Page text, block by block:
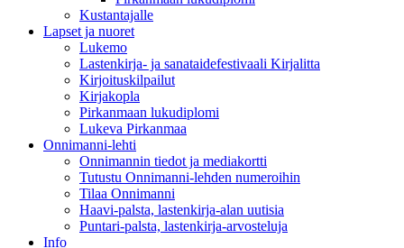
Kustantajalle
Lapset ja nuoret
Lukemo
Lastenkirja- ja sanataidefestivaali Kirjalitta
Kirjoituskilpailut
Kirjakopla
Pirkanmaan lukudiplomi
Lukeva Pirkanmaa
Onnimanni-lehti
Onnimannin tiedot ja mediakortti
Tutustu Onnimanni-lehden numeroihin
Tilaa Onnimanni
Haavi-palsta, lastenkirja-alan uutisia
Puntari-palsta, lastenkirja-arvosteluja
Info